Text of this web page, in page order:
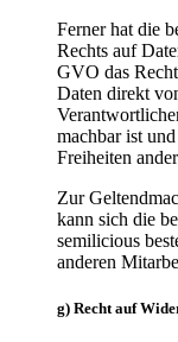
Ferner hat die
Rechts auf
GVO das
Daten direkt
machbar ist
Freiheiten
Zur
kann sich die
semilicious
anderen
g) Recht auf